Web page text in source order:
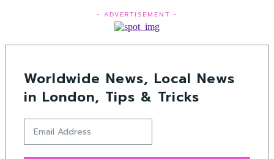
- ADVERTISEMENT -
Worldwide News, Local News
in London, Tips & Tricks